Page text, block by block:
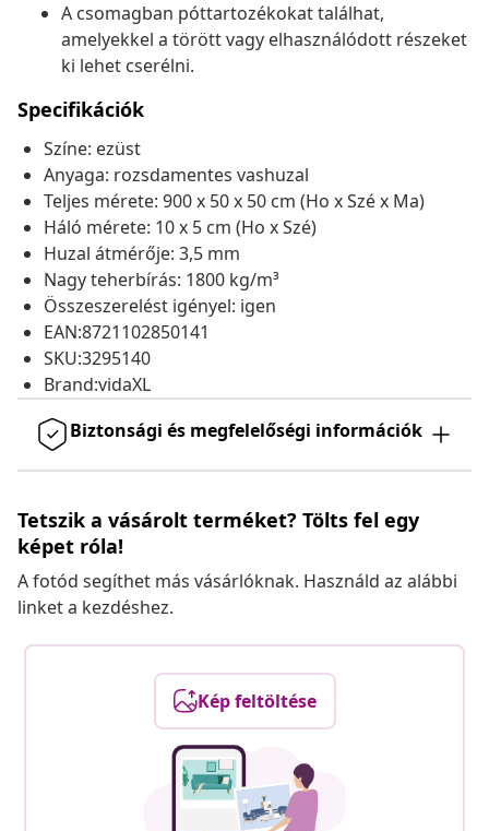
A csomagban póttartozékokat találhat,
amelyekkel a törött vagy elhasználódott részeket
ki lehet cserélni.
Specifikációk
Színe: ezüst
Anyaga: rozsdamentes vashuzal
Teljes mérete: 900 x 50 x 50 cm (Ho x Szé x Ma)
Háló mérete: 10 x 5 cm (Ho x Szé)
Huzal átmérője: 3,5 mm
Nagy teherbírás: 1800 kg/m³
Összeszerelést igényel: igen
EAN:8721102850141
SKU:3295140
Brand:vidaXL
Biztonsági és megfelelőségi információk
Tetszik a vásárolt terméket? Tölts fel egy
képet róla!
A fotód segíthet más vásárlóknak. Használd az alábbi
linket a kezdéshez.
Kép feltöltése